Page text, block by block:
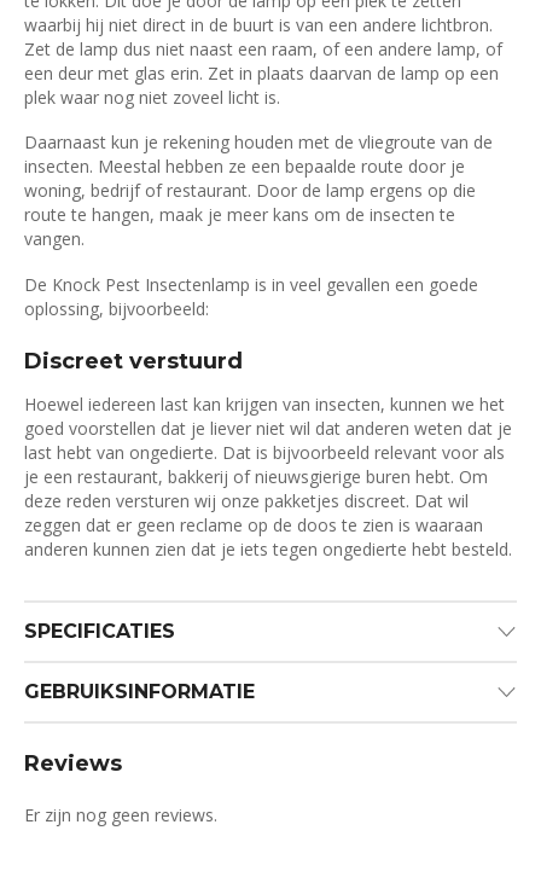
waarbij hij niet direct in de buurt is van een andere lichtbron.
Zet de lamp dus niet naast een raam, of een andere lamp, of
een deur met glas erin. Zet in plaats daarvan de lamp op een
plek waar nog niet zoveel licht is.
Daarnaast kun je rekening houden met de vliegroute van de
insecten. Meestal hebben ze een bepaalde route door je
woning, bedrijf of restaurant. Door de lamp ergens op die
route te hangen, maak je meer kans om de insecten te
vangen.
De Knock Pest Insectenlamp is in veel gevallen een goede
oplossing, bijvoorbeeld:
Discreet verstuurd
Hoewel iedereen last kan krijgen van insecten, kunnen we het
goed voorstellen dat je liever niet wil dat anderen weten dat je
last hebt van ongedierte. Dat is bijvoorbeeld relevant voor als
je een restaurant, bakkerij of nieuwsgierige buren hebt. Om
deze reden versturen wij onze pakketjes discreet. Dat wil
zeggen dat er geen reclame op de doos te zien is waaraan
anderen kunnen zien dat je iets tegen ongedierte hebt besteld.
SPECIFICATIES
GEBRUIKSINFORMATIE
Reviews
Er zijn nog geen reviews.